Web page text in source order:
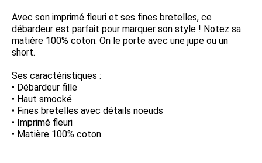
Avec son imprimé fleuri et ses fines bretelles, ce
débardeur est parfait pour marquer son style ! Notez sa
matière 100% coton. On le porte avec une jupe ou un
short.
Ses caractéristiques :
• Débardeur fille
• Haut smocké
• Fines bretelles avec détails noeuds
• Imprimé fleuri
• Matière 100% coton